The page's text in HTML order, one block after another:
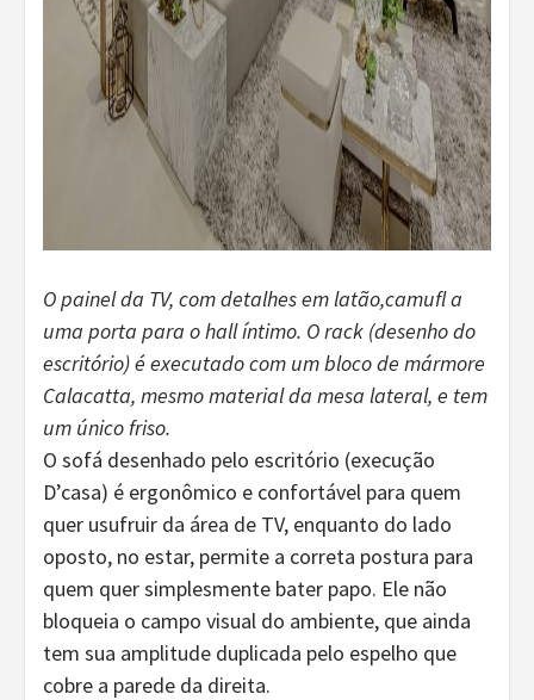
O painel da TV, com detalhes em latão,camufl a
uma porta para o hall íntimo. O rack (desenho do
escritório) é executado com um bloco de mármore
Calacatta, mesmo material da mesa lateral, e tem
um único friso.
O sofá desenhado pelo escritório (execução
D’casa) é ergonômico e confortável para quem
quer usufruir da área de TV, enquanto do lado
oposto, no estar, permite a correta postura para
quem quer simplesmente bater papo. Ele não
bloqueia o campo visual do ambiente, que ainda
tem sua amplitude duplicada pelo espelho que
cobre a parede da direita.